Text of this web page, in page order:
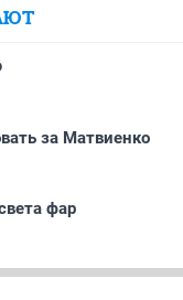
за Матвиенко
фар